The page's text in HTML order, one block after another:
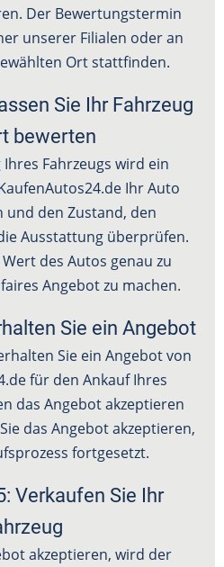
Der Bewertungstermin
unserer Filialen oder an
Ort stattfinden.
Sie Ihr Fahrzeug
bewerten
Fahrzeugs wird ein
Ihr Auto
den Zustand, den
Ausstattung überprüfen.
des Autos genau zu
Angebot zu machen.
Sie ein Angebot
Sie ein Angebot von
für den Ankauf Ihres
das Angebot akzeptieren
das Angebot akzeptieren,
fortgesetzt.
Verkaufen Sie Ihr
akzeptieren, wird der